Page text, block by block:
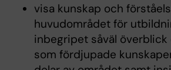
visa kunskap och
huvudområdet för
inbegripet såväl
som fördjupade